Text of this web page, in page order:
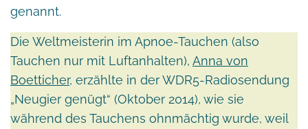
genannt.
Die Weltmeisterin im Apnoe-Tauchen (also
Tauchen nur mit Luftanhalten), Anna von
Boetticher, erzählte in der WDR5-Radiosendung
„Neugier genügt“ (Oktober 2014), wie sie
während des Tauchens ohnmächtig wurde, weil